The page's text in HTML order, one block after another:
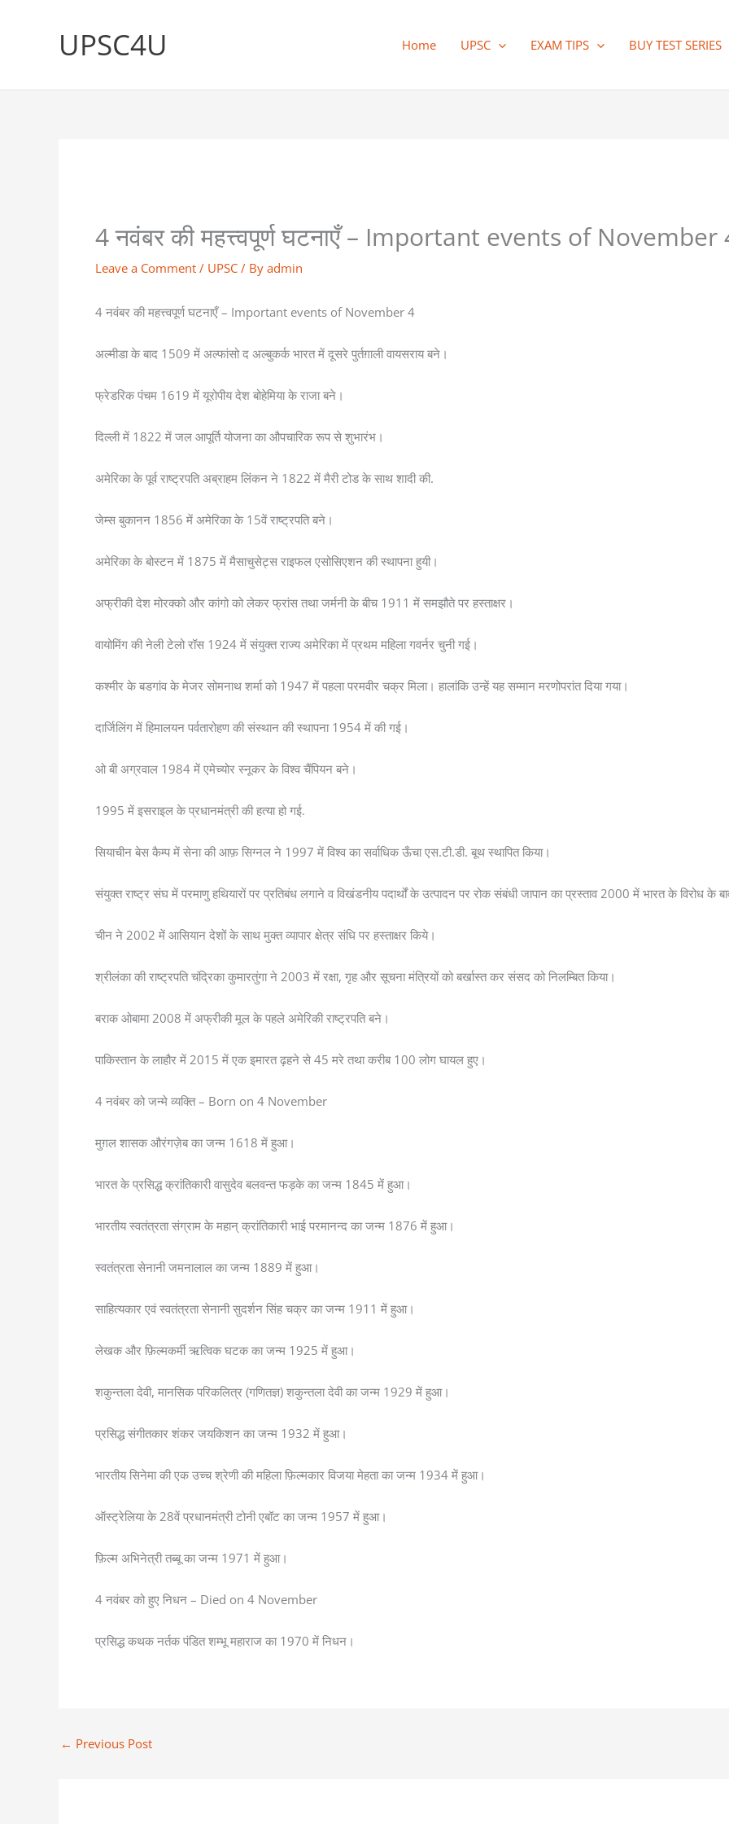
UPSC4U Home UPSC EXAM TIPS BUY TEST SERIES
4 नवंबर की महत्त्वपूर्ण घटनाएँ – Important events of November
Leave a Comment / UPSC / By admin
4 नवंबर की महत्त्वपूर्ण घटनाएँ – Important events of November 4
अल्मीडा के बाद 1509 में अल्फांसो द अल्बुकर्क भारत में दूसरे पुर्तग़ाली वायसराय बने।
फ्रेडरिक पंचम 1619 में यूरोपीय देश बोहेमिया के राजा बने।
दिल्ली में 1822 में जल आपूर्ति योजना का औपचारिक रूप से शुभारंभ।
अमेरिका के पूर्व राष्ट्रपति अब्राहम लिंकन ने 1822 में मैरी टोड के साथ शादी की.
जेम्स बुकानन 1856 में अमेरिका के 15वें राष्ट्रपति बने।
अमेरिका के बोस्टन में 1875 में मैसाचुसेट्स राइफल एसोसिएशन की स्थापना हुयी।
अफ्रीकी देश मोरक्को और कांगो को लेकर फ्रांस तथा जर्मनी के बीच 1911 में समझौते पर हस्ताक्षर।
वायोमिंग की नेली टेलो रॉस 1924 में संयुक्त राज्य अमेरिका में प्रथम महिला गवर्नर चुनी गई।
कश्मीर के बडगांव के मेजर सोमनाथ शर्मा को 1947 में पहला परमवीर चक्र मिला। हालांकि उन्हें यह सम्मान मरणोपरांत दिया गया।
दार्जिलिंग में हिमालयन पर्वतारोहण की संस्थान की स्थापना 1954 में की गई।
ओ बी अग्रवाल 1984 में एमेच्योर स्नूकर के विश्व चैंपियन बने।
1995 में इसराइल के प्रधानमंत्री की हत्या हो गई.
सियाचीन बेस कैम्प में सेना की आफ़ सिग्नल ने 1997 में विश्व का सर्वाधिक ऊँचा एस.टी.डी. बूथ स्थापित किया।
संयुक्त राष्ट्र संघ में परमाणु हथियारों पर प्रतिबंध लगाने व विखंडनीय पदार्थों के उत्पादन पर रोक संबंधी जापान का प्रस्ताव 2000 में भारत के विरोध के
चीन ने 2002 में आसियान देशों के साथ मुक्त व्यापार क्षेत्र संधि पर हस्ताक्षर किये।
श्रीलंका की राष्ट्रपति चंद्रिका कुमारतुंगा ने 2003 में रक्षा, गृह और सूचना मंत्रियों को बर्खास्त कर संसद को निलम्बित किया।
बराक ओबामा 2008 में अफ्रीकी मूल के पहले अमेरिकी राष्ट्रपति बने।
पाकिस्तान के लाहौर में 2015 में एक इमारत ढ़हने से 45 मरे तथा करीब 100 लोग घायल हुए।
4 नवंबर को जन्मे व्यक्ति – Born on 4 November
मुग़ल शासक औरंगज़ेब का जन्म 1618 में हुआ।
भारत के प्रसिद्ध क्रांतिकारी वासुदेव बलवन्त फड़के का जन्म 1845 में हुआ।
भारतीय स्वतंत्रता संग्राम के महान् क्रांतिकारी भाई परमानन्द का जन्म 1876 में हुआ।
स्वतंत्रता सेनानी जमनालाल का जन्म 1889 में हुआ।
साहित्यकार एवं स्वतंत्रता सेनानी सुदर्शन सिंह चक्र का जन्म 1911 में हुआ।
लेखक और फ़िल्मकर्मी ऋत्विक घटक का जन्म 1925 में हुआ।
शकुन्तला देवी, मानसिक परिकलित्र (गणितज्ञ) शकुन्तला देवी का जन्म 1929 में हुआ।
प्रसिद्ध संगीतकार शंकर जयकिशन का जन्म 1932 में हुआ।
भारतीय सिनेमा की एक उच्च श्रेणी की महिला फ़िल्मकार विजया मेहता का जन्म 1934 में हुआ।
ऑस्ट्रेलिया के 28वें प्रधानमंत्री टोनी एबॉट का जन्म 1957 में हुआ।
फ़िल्म अभिनेत्री तब्बू का जन्म 1971 में हुआ।
4 नवंबर को हुए निधन – Died on 4 November
प्रसिद्ध कथक नर्तक पंडित शम्भू महाराज का 1970 में निधन।
← Previous Post